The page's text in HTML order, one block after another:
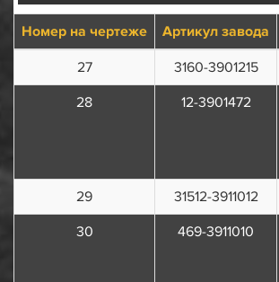
Номер на чертеже Артикул завода
27
3160-3901215
28
12-3901472
29
31512-3911012
30
469-3911010